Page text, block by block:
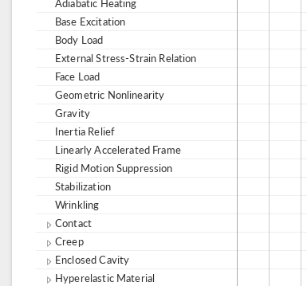
Base Excitation
Body Load
External Stress-Strain Relation
Face Load
Geometric Nonlinearity
Gravity
Inertia Relief
Linearly Accelerated Frame
Rigid Motion Suppression
Stabilization
Wrinkling
Contact
Creep
Enclosed Cavity
Hyperelastic Material